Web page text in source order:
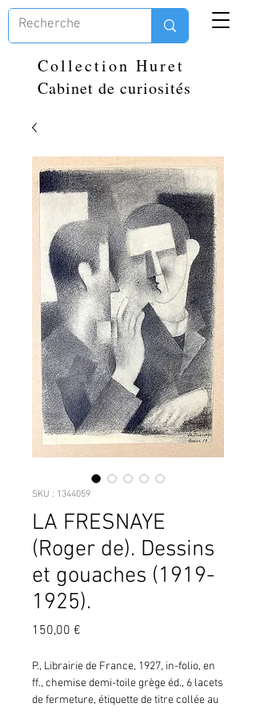
Collection Huret
Cabinet de curiosités
SKU : 1344059
LA FRESNAYE
(Roger de). Dessins
et gouaches (1919-
1925).
150,00 €
P., Librairie de France, 1927, in-folio, en
ff., chemise demi-toile grège éd., 6 lacets
de fermeture, étiquette de titre collée au